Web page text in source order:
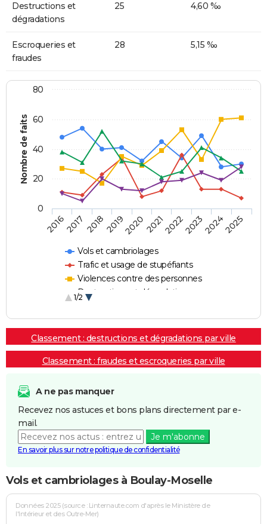
Destructions et
dégradations
25 4,60 ‰
Escroqueries et
fraudes
28 5,15 ‰
Nombre de faits
Vols et cambriolages
Trafic et usage de stupéfiants
Violences contre des personnes
Destructions et dégradations
1/2
20162017 20182019202020212022202320242025
0
20
40
60
80
Classement : destructions et dégradations par ville
Classement : fraudes et escroqueries par ville
A ne pas manquer
Recevez nos astuces et bons plans directement par e-
mail.
Je m'abonne
En savoir plus sur notre politique de confidentialité
Vols et cambriolages à Boulay-Moselle
Données 2025 (source : Linternaute.com d'après le Ministère de
l'Intérieur et des Outre-Mer)